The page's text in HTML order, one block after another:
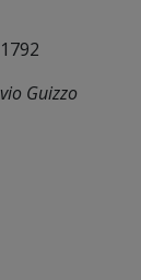
Guizzo